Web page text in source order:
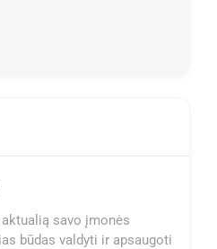
savo įmonės
būdas valdyti ir apsaugoti